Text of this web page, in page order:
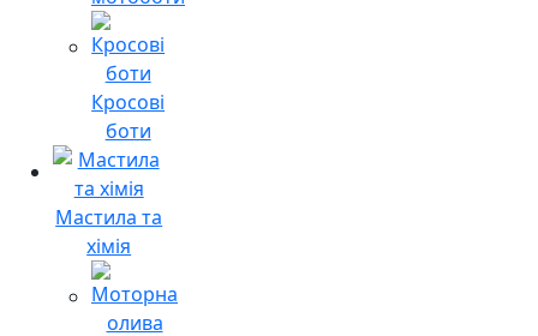
Кросові
боти
Мастила та
хімія